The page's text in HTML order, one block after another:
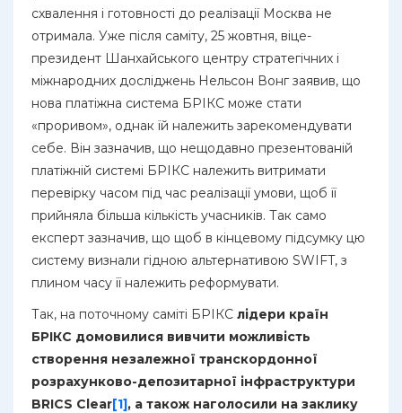
схвалення і готовності до реалізації Москва не
отримала. Уже після саміту, 25 жовтня, віце-
президент Шанхайського центру стратегічних і
міжнародних досліджень Нельсон Вонг заявив, що
нова платіжна система БРІКС може стати
«проривом», однак їй належить зарекомендувати
себе. Він зазначив, що нещодавно презентованій
платіжній системі БРІКС належить витримати
перевірку часом під час реалізації умови, щоб її
прийняла більша кількість учасників. Так само
експерт зазначив, що щоб в кінцевому підсумку цю
систему визнали гідною альтернативою SWIFT, з
плином часу її належить реформувати.
Так, на поточному саміті БРІКС лідери країн
БРІКС домовилися вивчити можливість
створення незалежної транскордонної
розрахунково-депозитарної інфраструктури
BRICS Clear[1], а також наголосили на заклику